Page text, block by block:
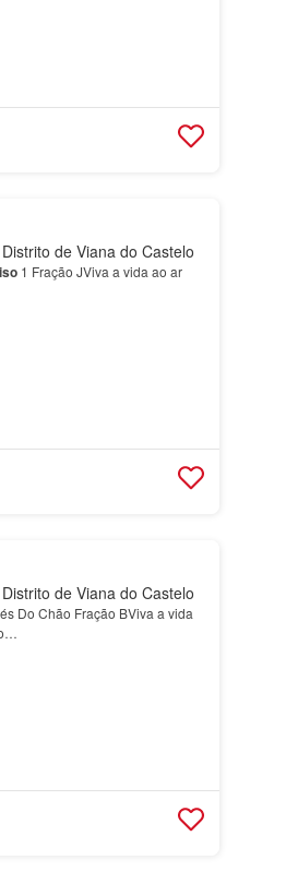
de Viana do Castelo
1 Fração JViva a vida ao ar
de Viana do Castelo
Do Chão Fração BViva a vida